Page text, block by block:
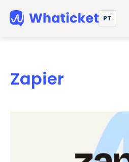
PT
Zapier